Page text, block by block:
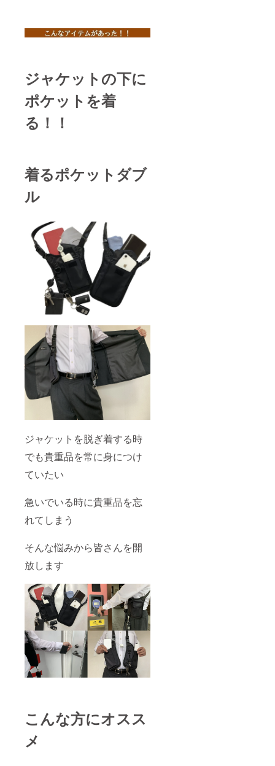
ジャケットの下に
ポケットを着
る！！
着るポケットダブ
ル
ジャケットを脱ぎ着する時
でも貴重品を常に身につけ
ていたい
急いでいる時に貴重品を忘
れてしまう
そんな悩みから皆さんを開
放します
こんな方にオスス
メ